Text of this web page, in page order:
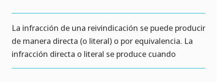
La infracción de una reivindicación se puede producir
de manera directa (o literal) o por equivalencia. La
infracción directa o literal se produce cuando